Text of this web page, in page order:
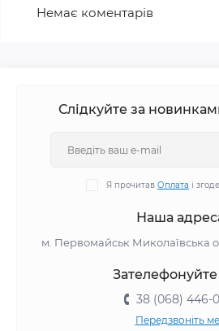
Немає коментарів
Слідкуйте за
Я прочитав Оплата і
Наша
м. Первомайськ Миколаївська
38 (068) 446-
Передзвоніть